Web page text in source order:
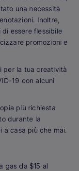
una necessità
Inoltre,
essere flessibile
promozioni e
per la tua creatività
19 con alcuni
più richiesta
durante la
a casa più che mai.
gas da $15 al